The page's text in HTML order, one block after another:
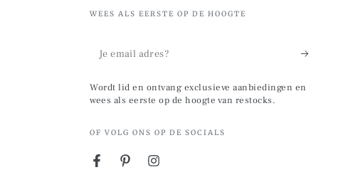
WEES ALS EERSTE OP DE HOOGTE
adres?
Wordt lid en ontvang exclusieve aanbiedingen en
wees als eerste op de hoogte van restocks.
OF VOLG ONS OP DE SOCIALS
FacebookPinterestInstagram